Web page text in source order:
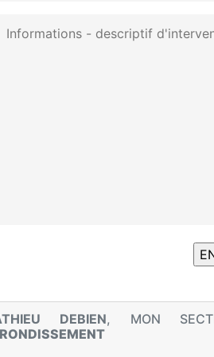
DEBIEN, MON